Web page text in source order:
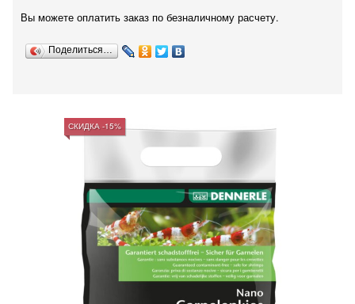
Вы можете оплатить заказ по безналичному расчету.
Поделиться…
СКИДКА -15%